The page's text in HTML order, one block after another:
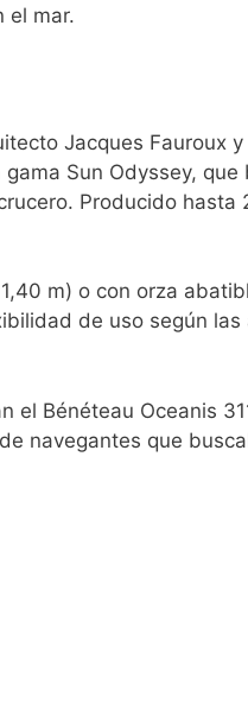
el mar.
Jacques Fauroux
Sun Odyssey,
Producido hasta
m) o con orza
de uso según las
el Bénéteau Oceanis
navegantes que